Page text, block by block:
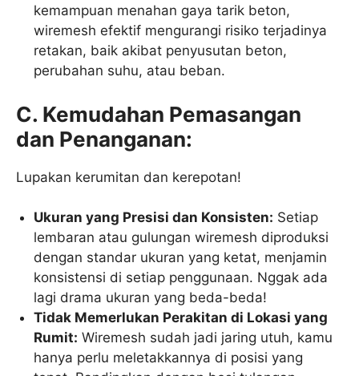
kemampuan menahan gaya tarik beton,
wiremesh efektif mengurangi risiko terjadinya
retakan, baik akibat penyusutan beton,
perubahan suhu, atau beban.
C. Kemudahan Pemasangan
dan Penanganan:
Lupakan kerumitan dan kerepotan!
Ukuran yang Presisi dan Konsisten: Setiap
lembaran atau gulungan wiremesh diproduksi
dengan standar ukuran yang ketat, menjamin
konsistensi di setiap penggunaan. Nggak ada
lagi drama ukuran yang beda-beda!
Tidak Memerlukan Perakitan di Lokasi yang
Rumit: Wiremesh sudah jadi jaring utuh, kamu
hanya perlu meletakkannya di posisi yang